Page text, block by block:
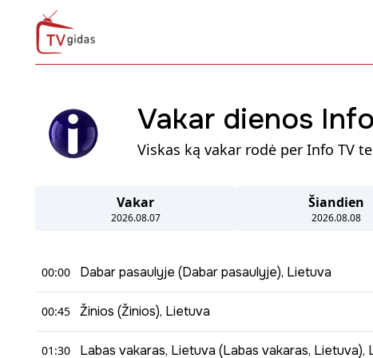
Vakar dienos
Viskas ką vakar rodė per Info TV
Vakar
2026.08.07
Šiandien
2026.08.08
00:00 Dabar pasaulyje (Dabar pasaulyje), Lietuva
Objektyvus žvilgsnis į įvykius posovietinėje erdvėje –
00:45 Žinios (Žinios), Lietuva
01:30 Labas vakaras, Lietuva (Labas vakaras, Lietuva),